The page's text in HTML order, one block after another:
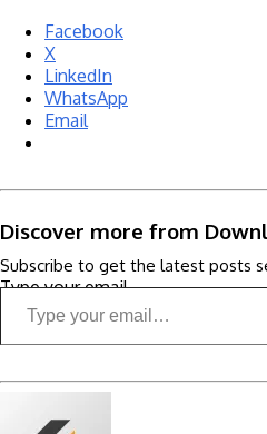
Facebook
X
LinkedIn
WhatsApp
Email
Discover more from
Subscribe to get the latest posts
Type your email…